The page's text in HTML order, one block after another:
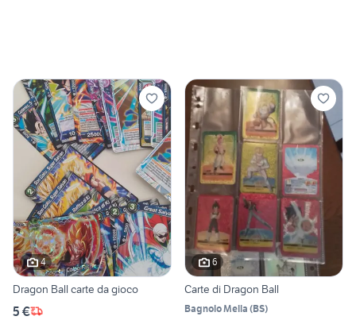
4
Dragon Ball carte da gioco
5 €
6
Carte di Dragon Ball
Bagnolo Mella (BS)